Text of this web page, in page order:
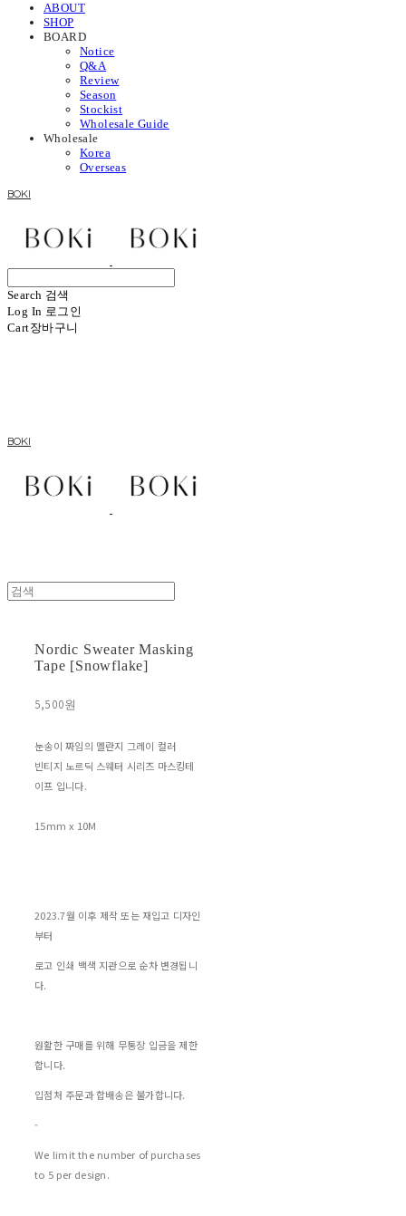
ABOUT
SHOP
BOARD
Notice
Q&A
Review
Season
Stockist
Wholesale Guide
Wholesale
Korea
Overseas
BOKI
Search 검색
Log In 로그인
Cart장바구니
BOKI
Nordic Sweater Masking
Tape [Snowflake]
5,500원
눈송이 짜임의 멜란지 그레이 컬러
빈티지 노르딕 스웨터 시리즈 마스킹테
이프 입니다.
15mm x 10M
2023.7월 이후 제작 또는 재입고 디자인
부터
로고 인쇄 백색 지관으로 순차 변경됩니
다.
원활한 구매를 위해 무통장 입금을 제한
합니다.
입점처 주문과 합배송은 불가합니다.
-
We limit the number of purchases
to 5 per design.